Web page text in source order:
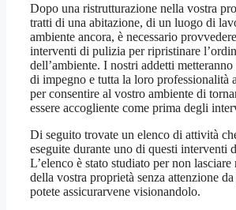
Dopo una ristrutturazione nella vostra
tratti di una abitazione, di un luogo di
ambiente ancora, è necessario
interventi di pulizia per ripristinare
dell’ambiente. I nostri addetti
di impegno e tutta la loro professionalità
per consentire al vostro ambiente di
essere accogliente come prima degli
Di seguito trovate un elenco di attività
eseguite durante uno di questi interventi
L’elenco è stato studiato per non lasciare
della vostra proprietà senza attenzione
potete assicurarvene visionandolo.